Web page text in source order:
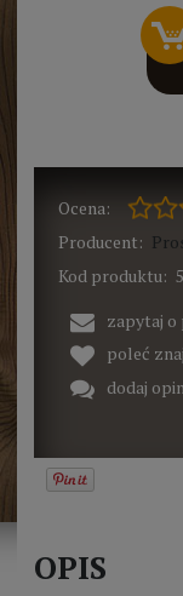
Ocena:
Producent:
Kod produktu:
zapytaj
poleć
dodaj
OPIS